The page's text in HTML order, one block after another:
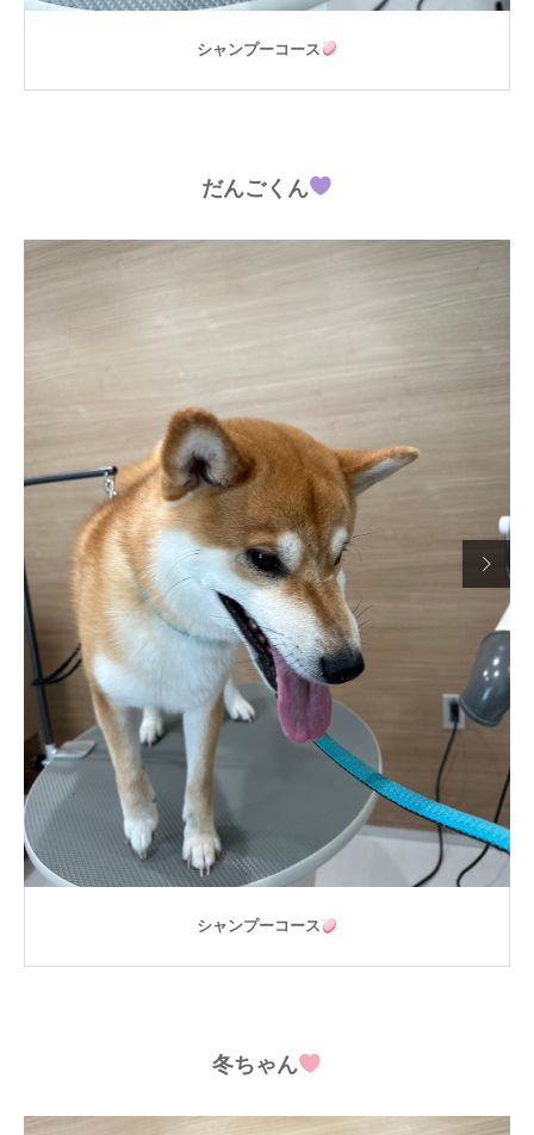
シャンプーコース
だんごくん

シャンプーコース
冬ちゃん